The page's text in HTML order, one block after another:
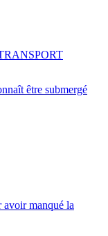
être submergé
avoir manqué la